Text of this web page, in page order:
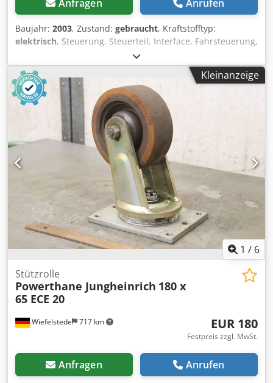
Anfragen Anrufen
Baujahr: 2003, Zustand: gebraucht, Kraftstofftyp:
elektrisch, Steuerung, Steuerteil, Interface, Fahrsteuerung,
Fahrstromsteuerung -Hersteller: Jungheinrich, Steuerung
Fahrsteuerung aus Komissionierstapler Typ: ECE 20 -Typ:
AS 2412/3 -Mat-Nr.: 50314365 / 50463845 Software-Version
1.11 Chodpeiy R U Nefx Ak Eja -Spannung: 24 V -Anzahl: 1x
Steuerteil vorhanden -Preis: pro Stück -Abmessungen:
250/190/H120 mm -Gewicht: 4,2 kg/St.
Kleinanzeige
1 / 6
Wiefelstede 717 km
Stützrolle
Powerthane Jungheinrich 180 x
65 ECE 20
EUR 180
Festpreis zzgl. MwSt.
Anfragen Anrufen